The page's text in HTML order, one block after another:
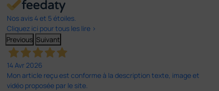
Nos avis 4 et 5 étoiles.
Cliquez ici pour tous les lire >
Previous Suivant
14 Avr 2026
Mon article reçu est conforme à la description texte, image et
vidéo proposée par le site.